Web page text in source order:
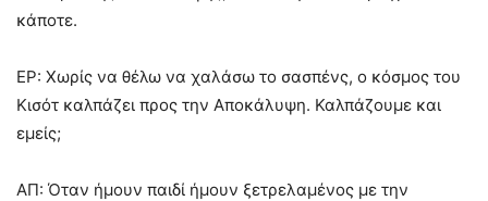
κάποτε.
ΕΡ: Χωρίς να θέλω να χαλάσω το σασπένς, ο κόσμος του
Κισότ καλπάζει προς την Αποκάλυψη. Καλπάζουμε και
εμείς;
ΑΠ: Όταν ήμουν παιδί ήμουν ξετρελαμένος με την